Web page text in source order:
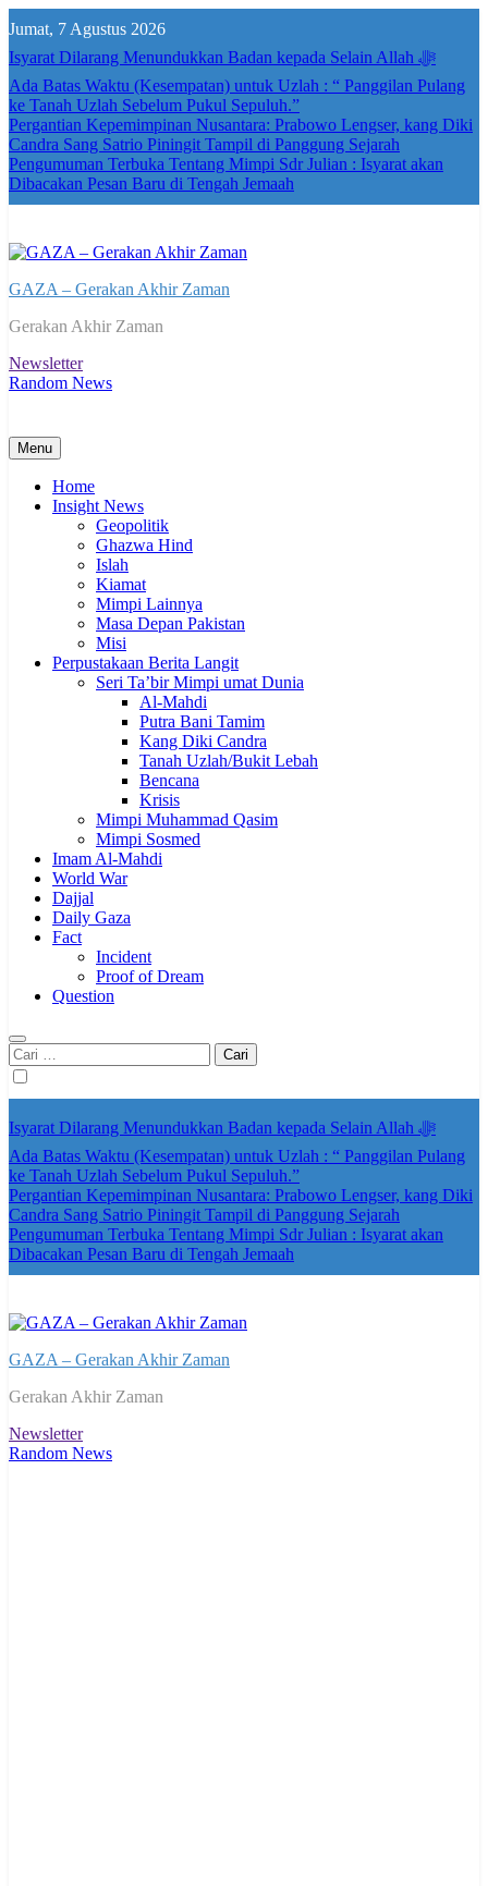
to
content
Jumat, 7 Agustus 2026
Isyarat Dilarang Menundukkan Badan kepada Selain Allah ﷻ
Ada Batas Waktu (Kesempatan) untuk Uzlah : “ Panggilan Pulang
ke Tanah Uzlah Sebelum Pukul Sepuluh.”
Pergantian Kepemimpinan Nusantara: Prabowo Lengser, kang Diki
Candra Sang Satrio Piningit Tampil di Panggung Sejarah
Pengumuman Terbuka Tentang Mimpi Sdr Julian : Isyarat akan
Dibacakan Pesan Baru di Tengah Jemaah
GAZA – Gerakan Akhir Zaman
Gerakan Akhir Zaman
Newsletter
Random News
Menu
Home
Insight News
Geopolitik
Ghazwa Hind
Islah
Kiamat
Mimpi Lainnya
Masa Depan Pakistan
Misi
Perpustakaan Berita Langit
Seri Ta’bir Mimpi umat Dunia
Al-Mahdi
Putra Bani Tamim
Kang Diki Candra
Tanah Uzlah/Bukit Lebah
Bencana
Krisis
Mimpi Muhammad Qasim
Mimpi Sosmed
Imam Al-Mahdi
World War
Dajjal
Daily Gaza
Fact
Incident
Proof of Dream
Question
Cari
untuk:
Isyarat Dilarang Menundukkan Badan kepada Selain Allah ﷻ
Ada Batas Waktu (Kesempatan) untuk Uzlah : “ Panggilan Pulang
ke Tanah Uzlah Sebelum Pukul Sepuluh.”
Pergantian Kepemimpinan Nusantara: Prabowo Lengser, kang Diki
Candra Sang Satrio Piningit Tampil di Panggung Sejarah
Pengumuman Terbuka Tentang Mimpi Sdr Julian : Isyarat akan
Dibacakan Pesan Baru di Tengah Jemaah
GAZA – Gerakan Akhir Zaman
Gerakan Akhir Zaman
Newsletter
Random News